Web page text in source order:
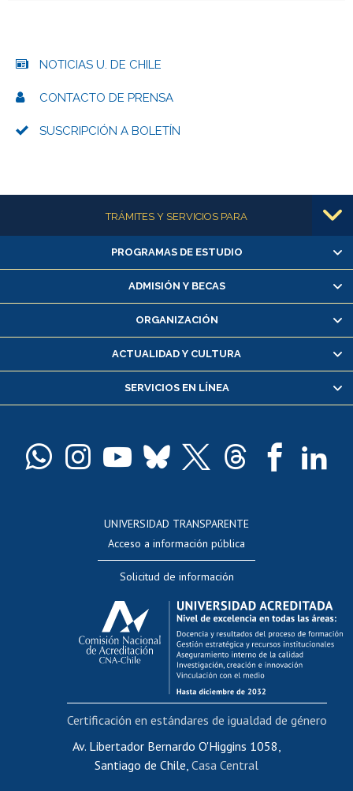
NOTICIAS U. DE CHILE
CONTACTO DE PRENSA
SUSCRIPCIÓN A BOLETÍN
Más informaciónTRÁMITES Y SERVICIOS PARA
Alumnas/os y exalumnas/os
Matrícula en línea
Inscripción y cambio de asignaturas
Consulta y certificado de notas
Servicio médico y dental
Pago de arancel y crédito alumnos
Docentes
Evaluación docente
Calificación académica
Postulación al AUCAI
Funcionarias/os
Cursos internos de capacitación
Bienestar del personal
Portal de movilidad interna
Certificado de renta
Certificado de renta honorarios
PROGRAMAS DE ESTUDIO
ADMISIÓN Y BECAS
ORGANIZACIÓN
ACTUALIDAD Y CULTURA
SERVICIOS EN LÍNEA
UNIVERSIDAD TRANSPARENTE
Acceso a información pública
Solicitud de información
Av. Libertador Bernardo O'Higgins 1058,
Santiago de Chile, Casa Central
Certificación en estándares de igualdad de género